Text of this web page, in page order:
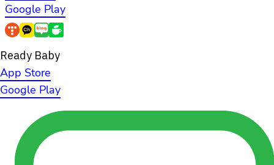
Google Play
Ready Baby
App Store
Google Play